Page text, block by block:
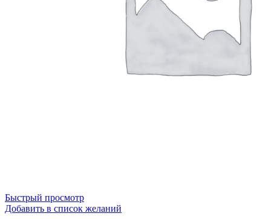
Быстрый просмотр
Добавить в список желаний